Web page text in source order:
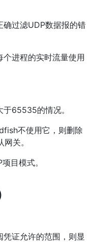
确过滤UDP数据报的错
进程的实时流量使用
65535的情况。
不使用它，则删除
关。
目模式。
证允许的范围，则显